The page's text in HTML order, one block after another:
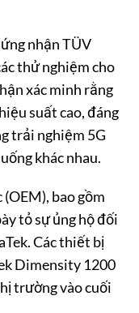
nhận TÜV
thử nghiệm cho
xác minh rằng
suất cao, đáng
trải nghiệm 5G
khác nhau.
bao gồm
tỏ sự ủng hộ đối
Các thiết bị
Dimensity 1200
trường vào cuối